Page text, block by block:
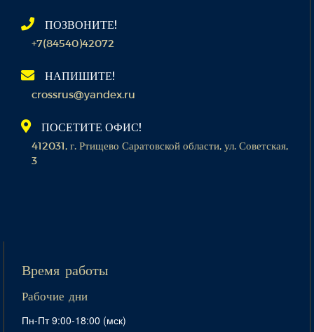
ПОЗВОНИТЕ!
+7(84540)42072
НАПИШИТЕ!
crossrus@yandex.ru
ПОСЕТИТЕ ОФИС!
412031, г. Ртищево Саратовской области, ул. Советская,
3
Время работы
Рабочие дни
Пн-Пт 9:00-18:00 (мск)